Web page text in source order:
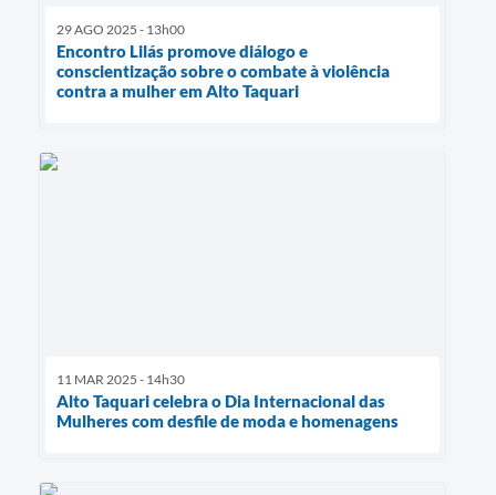
29 AGO 2025 - 13h00
Encontro Lilás promove diálogo e
conscientização sobre o combate à violência
contra a mulher em Alto Taquari
11 MAR 2025 - 14h30
Alto Taquari celebra o Dia Internacional das
Mulheres com desfile de moda e homenagens